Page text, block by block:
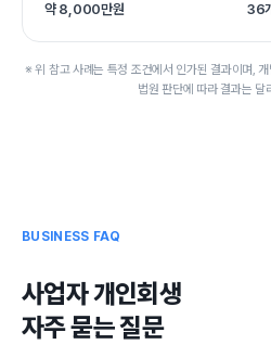
약 8,000만원 36
※ 위 참고 사례는 특정 조건에서 인가된 결과이며, 개
법원 판단에 따라 결과는 달
BUSINESS FAQ
사업자 개인회생
자주 묻는 질문